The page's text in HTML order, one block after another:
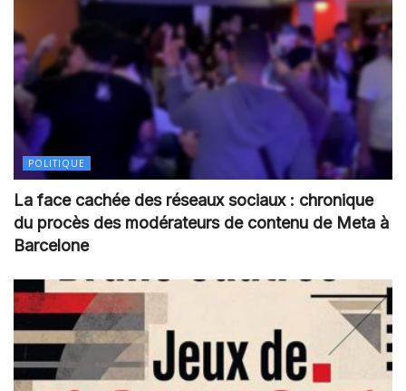
POLITIQUE
La face cachée des réseaux sociaux : chronique
du procès des modérateurs de contenu de Meta à
Barcelone